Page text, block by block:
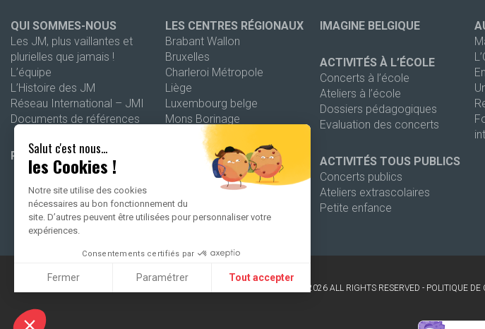
Salut c'est nous...
les Cookies !
Notre site utilise des cookies
nécessaires au bon fonctionnement du
site. D’autres peuvent être utilisées pour personnaliser votre
expériences.
Consentements certifiés par
Fermer Paramétrer Tout accepter
Plateforme de Gestion du Consentement : Personnalisez vos Options
QUI SOMMES-NOUS
Les JM, plus vaillantes et
plurielles que jamais !
L’équipe
L’Histoire des JM
Réseau International – JMI
Documents de références
PROGRAMMATION 26-27
LES CENTRES RÉGIONAUX
Brabant Wallon
Bruxelles
Charleroi Métropole
Liège
Luxembourg belge
Mons Borinage
Wallonie picarde
IMAGINE BELGIQUE
ACTIVITÉS À L’ÉCOLE
Concerts à l’école
Ateliers à l’école
Dossiers pédagogiques
Evaluation des concerts
ACTIVITÉS TOUS PUBLICS
Concerts publics
Ateliers extrascolaires
Petite enfance
2026 ALL RIGHTS RESERVED - POLITIQUE DE